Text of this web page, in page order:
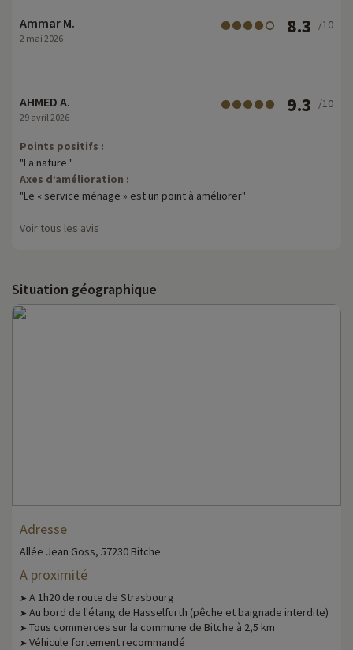
Ammar M.
2 mai 2026
8.3 /10
AHMED A.
29 avril 2026
9.3 /10
Points positifs :
"La nature "
Axes d’amélioration :
"Le « service ménage » est un point à améliorer"
Voir tous les avis
Situation géographique
Adresse
Allée Jean Goss, 57230 Bitche
A proximité
➤ A 1h20 de route de Strasbourg
➤ Au bord de l'étang de Hasselfurth (pêche et baignade interdite)
➤ Tous commerces sur la commune de Bitche à 2,5 km
➤ Véhicule fortement recommandé